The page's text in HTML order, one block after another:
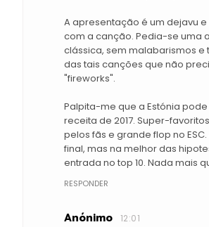
A apresentação é um dejavu
com a canção. Pedia-se uma
clássica, sem malabarismos e
das tais canções que não
"fireworks".
Palpita-me que a Estónia
receita de 2017. Super-
pelos fãs e grande flop no
final, mas na melhor das
entrada no top 10. Nada mais
RESPONDER
Anónimo 12:01